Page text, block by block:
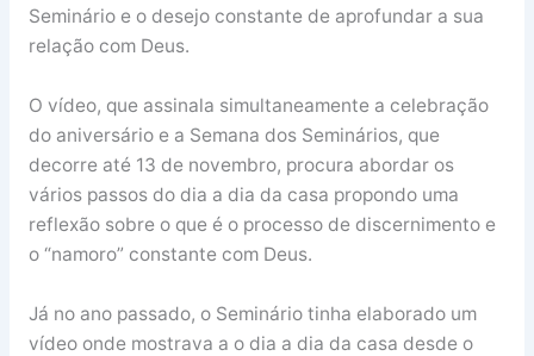
Seminário e o desejo constante de aprofundar a sua
relação com Deus.
O vídeo, que assinala simultaneamente a celebração
do aniversário e a Semana dos Seminários, que
decorre até 13 de novembro, procura abordar os
vários passos do dia a dia da casa propondo uma
reflexão sobre o que é o processo de discernimento e
o “namoro” constante com Deus.
Já no ano passado, o Seminário tinha elaborado um
vídeo onde mostrava a o dia a dia da casa desde o